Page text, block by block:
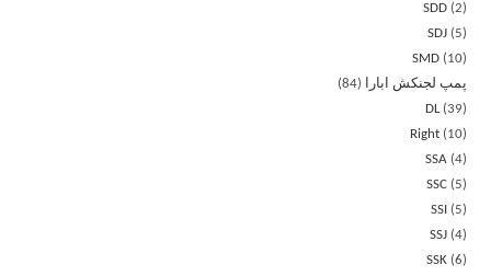
SDD 2
SDJ
5
SMD
10
پمپ لجنکش ابارا
84
DL 39
Right
10
SSA 4
SSC
5
SSI
5
SSJ 4
SSK 6